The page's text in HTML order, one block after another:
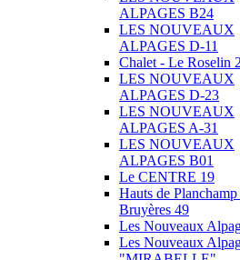
ALPAGES B24
LES NOUVEAUX
ALPAGES D-11
Chalet - Le Roselin
LES NOUVEAUX
ALPAGES D-23
LES NOUVEAUX
ALPAGES A-31
LES NOUVEAUX
ALPAGES B01
Le CENTRE 19
Hauts de
Bruyères 49
Les Nouveaux
Les Nouveaux